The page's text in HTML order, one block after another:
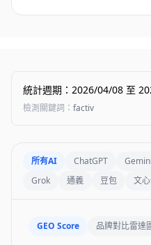
統計週期 ： 2026/04/08 至
檢測關鍵詞 ： factiv
所有AI ChatGPT Gemini
Grok
通義 豆包 文
GEO Score 品牌對比雷達